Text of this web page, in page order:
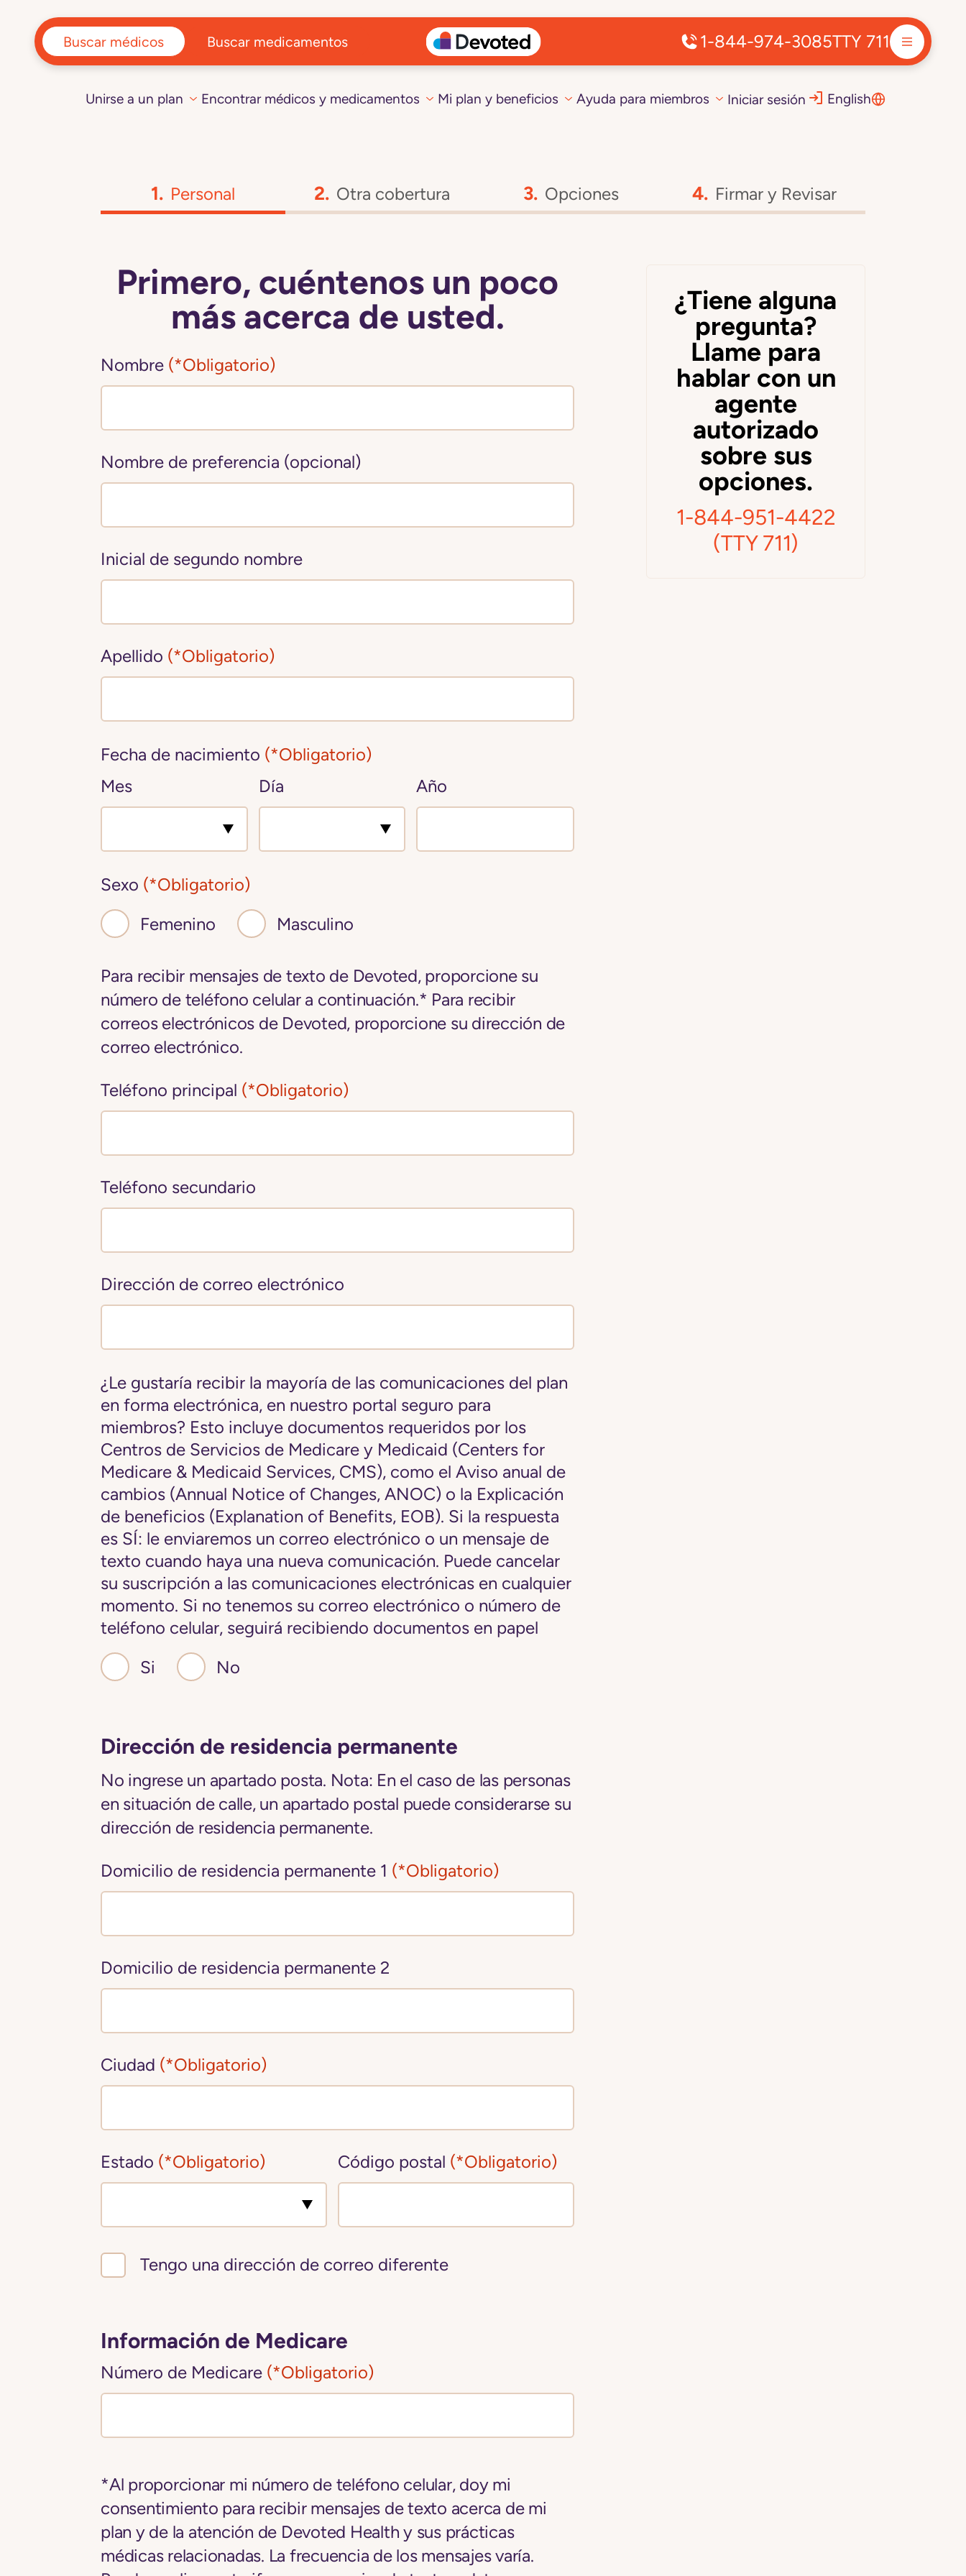
Buscar médicos Buscar medicamentos 1-844-974-3085TTY 711
Unirse a un plan Encontrar médicos y medicamentos Mi plan y beneficios Ayuda para miembros Iniciar sesión English
Personal Otra cobertura Opciones Firmar y Revisar
Primero, cuéntenos un poco
más acerca de usted.
Nombre (*Obligatorio)
Nombre de preferencia (opcional)
Inicial de segundo nombre
Apellido (*Obligatorio)
Fecha de nacimiento (*Obligatorio)
Mes
Día Año
Sexo (*Obligatorio)
Femenino Masculino
Para recibir mensajes de texto de Devoted, proporcione su
número de teléfono celular a continuación.* Para recibir
correos electrónicos de Devoted, proporcione su dirección de
correo electrónico.
Teléfono principal (*Obligatorio)
Teléfono secundario
Dirección de correo electrónico
¿Le gustaría recibir la mayoría de las comunicaciones del plan
en forma electrónica, en nuestro portal seguro para
miembros? Esto incluye documentos requeridos por los
Centros de Servicios de Medicare y Medicaid (Centers for
Medicare & Medicaid Services, CMS), como el Aviso anual de
cambios (Annual Notice of Changes, ANOC) o la Explicación
de beneficios (Explanation of Benefits, EOB). Si la respuesta
es SÍ: le enviaremos un correo electrónico o un mensaje de
texto cuando haya una nueva comunicación. Puede cancelar
su suscripción a las comunicaciones electrónicas en cualquier
momento. Si no tenemos su correo electrónico o número de
teléfono celular, seguirá recibiendo documentos en papel
Si No
Dirección de residencia permanente
No ingrese un apartado posta. Nota: En el caso de las personas
en situación de calle, un apartado postal puede considerarse su
dirección de residencia permanente.
Domicilio de residencia permanente 1 (*Obligatorio)
Domicilio de residencia permanente 2
Ciudad (*Obligatorio)
Estado (*Obligatorio) Código postal (*Obligatorio)
Tengo una dirección de correo diferente
Información de Medicare
Número de Medicare (*Obligatorio)
*Al proporcionar mi número de teléfono celular, doy mi
consentimiento para recibir mensajes de texto acerca de mi
plan y de la atención de Devoted Health y sus prácticas
médicas relacionadas. La frecuencia de los mensajes varía.
¿Tiene alguna
pregunta?
Llame para
hablar con un
agente
autorizado
sobre sus
opciones.
1-844-951-4422
(TTY 711)